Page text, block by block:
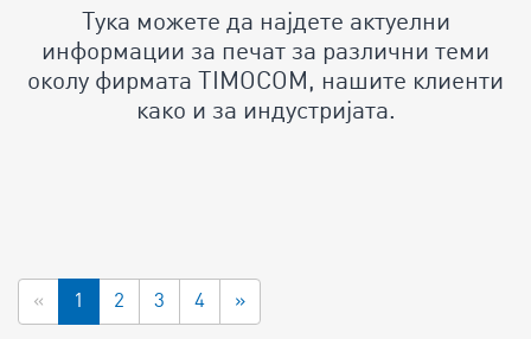
Тука можете да најдете актуелни
информации за печат за различни теми
околу фирмата TIMOCOM, нашите клиенти
како и за индустријата.
« 1 2 3 4 »